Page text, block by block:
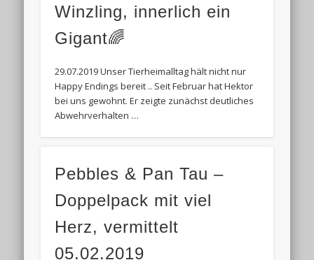
Winzling, innerlich ein
Gigant🌈
29.07.2019 Unser Tierheimalltag hält nicht nur
Happy Endings bereit .. Seit Februar hat Hektor
bei uns gewohnt. Er zeigte zunächst deutliches
Abwehrverhalten …
Pebbles & Pan Tau –
Doppelpack mit viel
Herz, vermittelt
05.02.2019